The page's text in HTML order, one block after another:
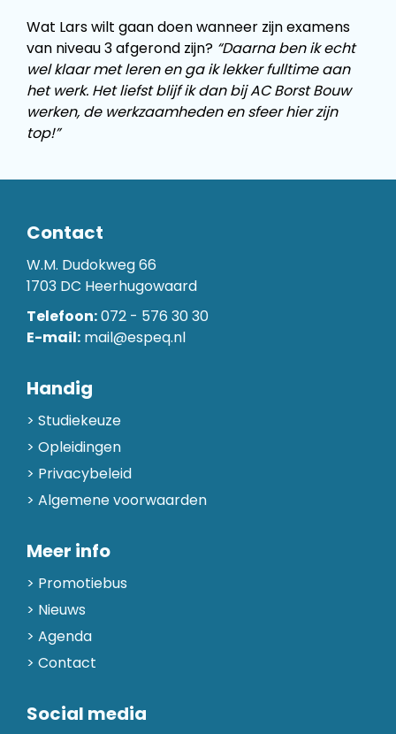
Wat Lars wilt gaan doen wanneer zijn examens
van niveau 3 afgerond zijn? “Daarna ben ik echt
wel klaar met leren en ga ik lekker fulltime aan
het werk. Het liefst blijf ik dan bij AC Borst Bouw
werken, de werkzaamheden en sfeer hier zijn
top!”
Contact
W.M. Dudokweg 66
1703 DC Heerhugowaard
Telefoon:072 - 576 30 30
E-mail: mail@espeq.nl
Handig
Studiekeuze
Opleidingen
Privacybeleid
Algemene voorwaarden
Meer info
Promotiebus
Nieuws
Agenda
Contact
Social media